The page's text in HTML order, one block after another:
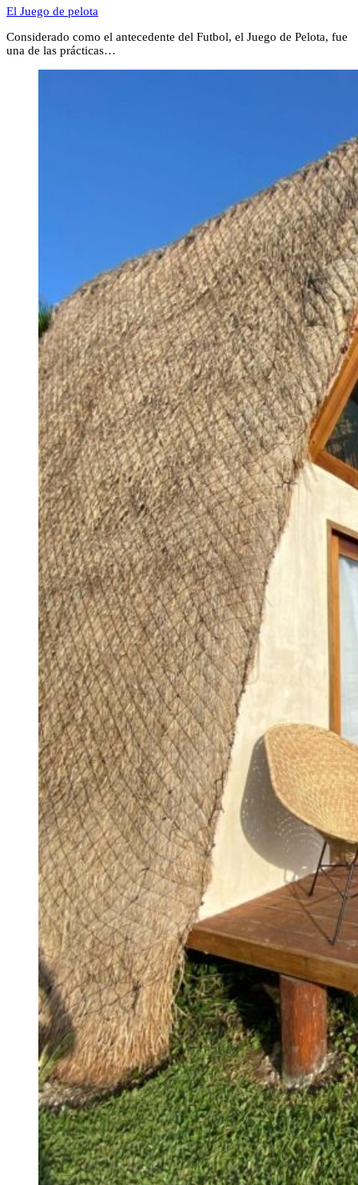
El Juego de pelota
Considerado como el antecedente del Futbol, el Juego de Pelota, fue
una de las prácticas…